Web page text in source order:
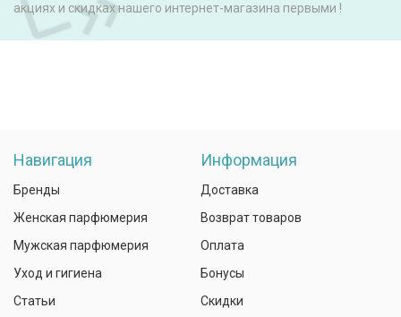
акциях и скидках нашего интернет-магазина первыми !
Навигация
Бренды
Женская парфюмерия
Мужская парфюмерия
Уход и гигиена
Статьи
Информация
Доставка
Возврат товаров
Оплата
Бонусы
Скидки